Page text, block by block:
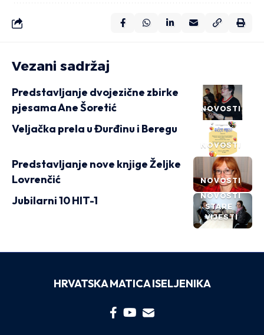
Vezani sadržaj
NOVOSTI
Predstavljanje dvojezične zbirke
pjesama Ane Šoretić
NOVOSTI
Veljačka prela u Đurđinu i Beregu
NOVOSTI
Predstavljanje nove knjige Željke
Lovrenčić
NOVOSTI
STARE
VIJESTI
Jubilarni 10 HIT-1
HRVATSKA MATICA ISELJENIKA